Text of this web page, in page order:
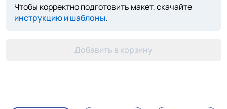
Чтобы корректно подготовить макет, скачайте
инструкцию и шаблоны.
Добавить в корзину